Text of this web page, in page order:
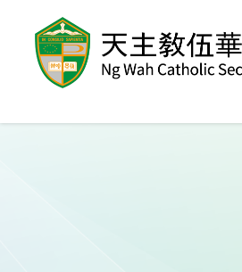
移至主內容